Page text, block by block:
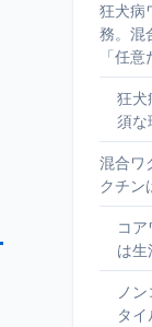
狂犬病
務。混
「任
狂犬
須な
混合ワ
クチン
コ
は生
ノ
タ